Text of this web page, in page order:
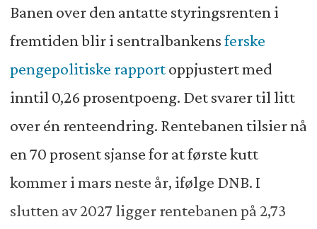
Banen over den antatte styringsrenten i
fremtiden blir i sentralbankensferske
pengepolitiske rapportoppjustert med
inntil 0,26 prosentpoeng. Det svarer til litt
over én renteendring. Rentebanen tilsier nå
en 70 prosent sjanse for at første kutt
kommer i mars neste år, ifølge DNB. I
slutten av 2027 ligger rentebanen på 2,73